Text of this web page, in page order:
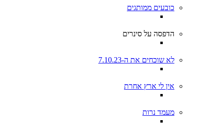
כובעים ממותגים
הדפסה על סינרים
לא שוכחים את ה-7.10.23
אין לי ארץ אחרת
מעמד נרות